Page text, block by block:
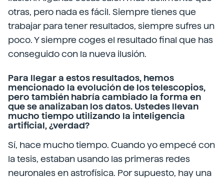
otras, pero nada es fácil. Siempre tienes que
trabajar para tener resultados, siempre sufres un
poco. Y siempre coges el resultado final que has
conseguido con la nueva ilusión.
Para llegar a estos resultados, hemos
mencionado la evolución de los telescopios,
pero también habría cambiado la forma en
que se analizaban los datos. Ustedes llevan
mucho tiempo utilizando la inteligencia
artificial, ¿verdad?
Sí, hace mucho tiempo. Cuando yo empecé con
la tesis, estaban usando las primeras redes
neuronales en astrofísica. Por supuesto, hay una